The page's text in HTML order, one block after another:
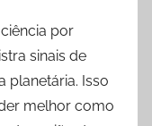
por
sinais de
planetária. Isso
melhor como